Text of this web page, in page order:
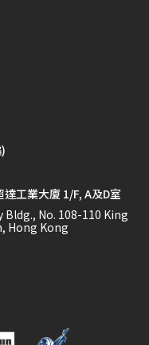
工業大廈 1/F, A及D室
Bldg., No. 108-110 King
Hong Kong